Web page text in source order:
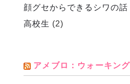
顔グセからできるシワの話
高校生 (2)
アメブロ：ウォーキン